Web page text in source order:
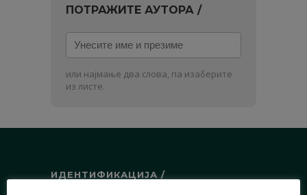
ПОТРАЖИТЕ АУТОРА /
Унесите
име
и
презиме
или најмање два слова, па изаберите
из листе.
ИДЕНТИФИКАЦИЈА /